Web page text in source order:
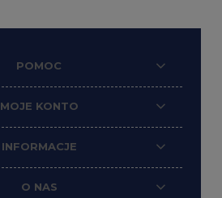
POMOC
MOJE KONTO
INFORMACJE
O NAS